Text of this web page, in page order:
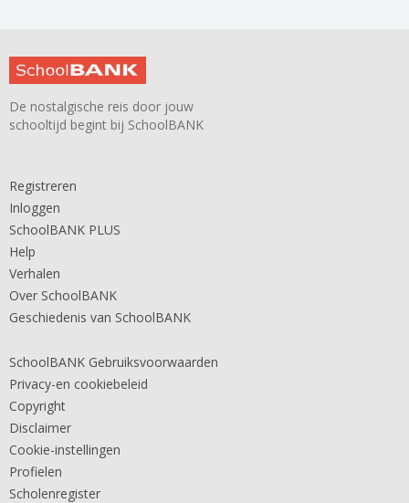
De nostalgische reis door jouw
schooltijd begint bij SchoolBANK
Registreren
Inloggen
SchoolBANK PLUS
Help
Verhalen
Over SchoolBANK
Geschiedenis van SchoolBANK
SchoolBANK Gebruiksvoorwaarden
Privacy-en cookiebeleid
Copyright
Disclaimer
Cookie-instellingen
Profielen
Scholenregister